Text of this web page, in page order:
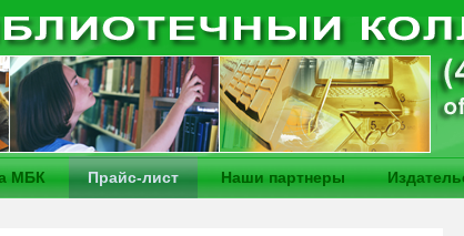
МБК Прайс-лист Наши партнеры